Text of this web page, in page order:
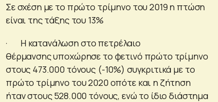
Σε σχέση με το πρώτο τρίμηνο του 2019 η πτώση
είναι της τάξης του 13%
· Η κατανάλωση στο πετρέλαιο
θέρμανσης υποχώρησε το φετινό πρώτο τρίμηνο
στους 473.000 τόνους (-10%) συγκριτικά με το
πρώτο τρίμηνο του 2020 οπότε και η ζήτηση
ήταν στους 528.000 τόνους, ενώ το ίδιο διάστημα